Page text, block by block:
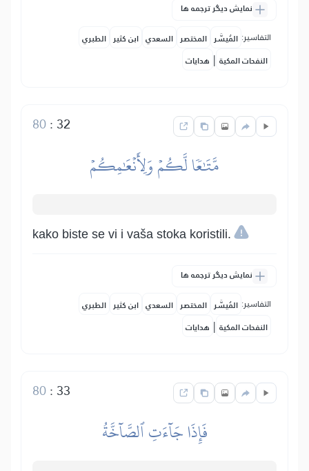
نمایش دیگر ترجمه ها
التفاسير: المُيسَّر المختصر السعدي ابن كثير الطبري
النفحات المكية | هدايات
32
:
80
مَّتَٰعٗا لَّكُمۡ وَلِأَنۡعَٰمِكُمۡ
kako biste se vi i vaša stoka koristili.
نمایش دیگر ترجمه ها
التفاسير: المُيسَّر المختصر السعدي ابن كثير الطبري
النفحات المكية | هدايات
33
:
80
فَإِذَا جَآءَتِ ٱلصَّآخَّةُ